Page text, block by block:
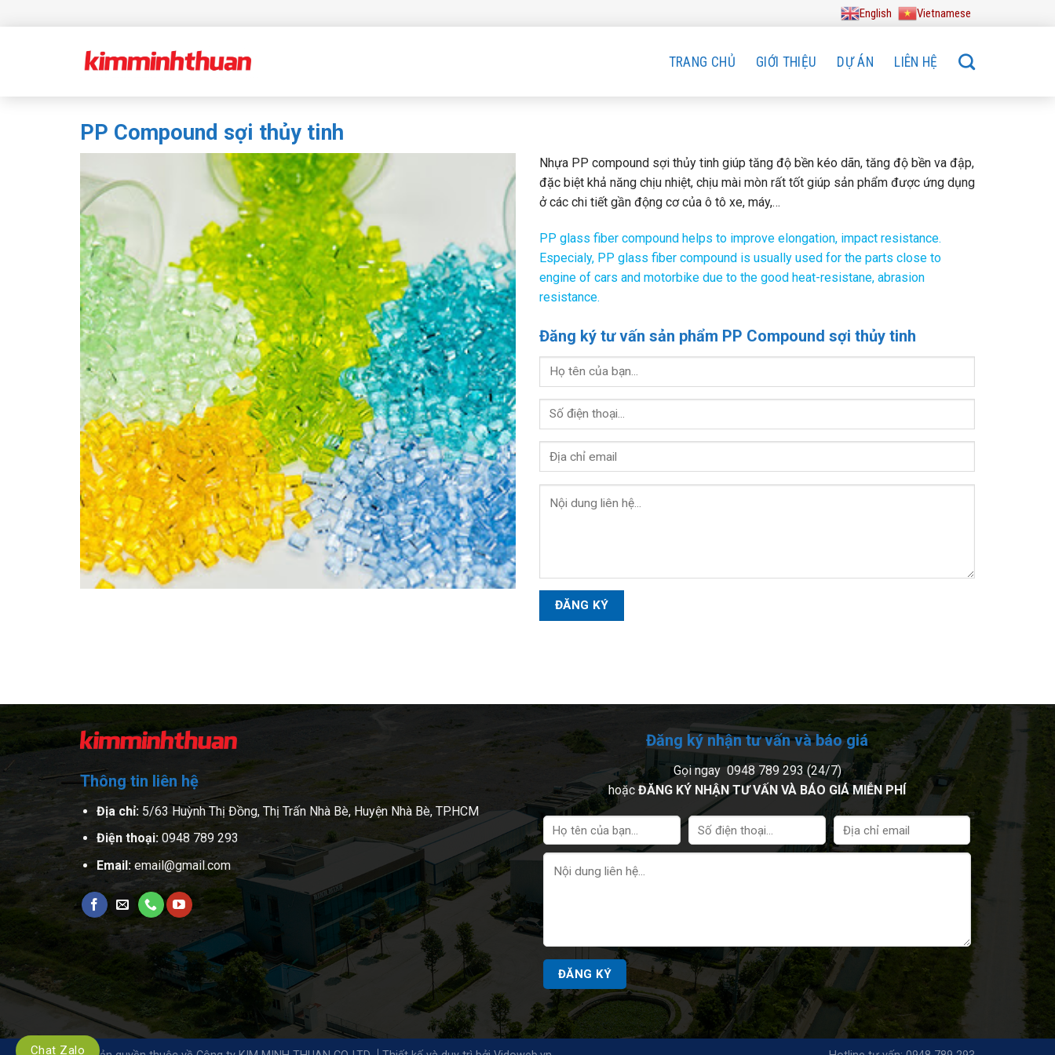
English Vietnamese
TRANG CHỦ GIỚI THIỆU DỰ ÁN LIÊN HỆ
PP Compound sợi thủy tinh
Nhựa PP compound sợi thủy tinh giúp tăng độ bền kéo dãn, tăng độ bền va đập,
đặc biệt khả năng chịu nhiệt, chịu mài mòn rất tốt giúp sản phẩm được ứng dụng
ở các chi tiết gần động cơ của ô tô xe, máy,…
PP glass fiber compound helps to improve elongation, impact resistance.
Especialy, PP glass fiber compound is usually used for the parts close to
engine of cars and motorbike due to the good heat-resistane, abrasion
resistance.
Đăng ký tư vấn sản phẩm PP Compound sợi thủy tinh
Thông tin liên hệ
Địa chỉ:5/63 Huỳnh Thị Đồng, Thị Trấn Nhà Bè, Huyện Nhà Bè, TP.HCM
Điện thoại:0948 789 293
Email:email@gmail.com
Đăng ký nhận tư vấn và báo giá
Gọi ngay 0948 789 293 (24/7)
hoặc ĐĂNG KÝ NHẬN TƯ VẤN VÀ BÁO GIÁ MIỄN PHÍ
Chat Zalo